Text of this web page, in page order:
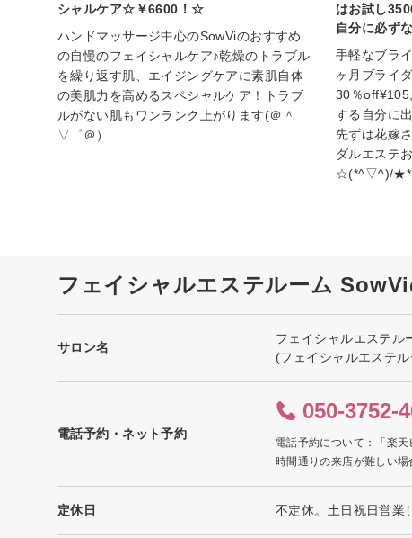
シャルケア☆￥6600！☆
ハンドマッサージ中心のSowViのおすすめ
の自慢のフェイシャルケア♪乾燥のトラブル
を繰り返す肌、エイジングケアに素肌自体
の美肌力を高めるスペシャルケア！トラブ
ルがない肌もワンランク上がります(＠＾
▽゜＠）ゞ
はお試し
自分に必ず
手軽なブラ
ヶ月ブライ
30％
する自分に
先ずは花嫁
ダルエステ
☆(*^▽^)/
フェイシャルエステルーム SowVi
サロン名
フェイシャルエステル
(フェイシャルエステ
電話予約・ネット予約
050-3752-
電話予約について：「楽
時間通りの来店が難しい場
定休日 不定休。土日祝日営業